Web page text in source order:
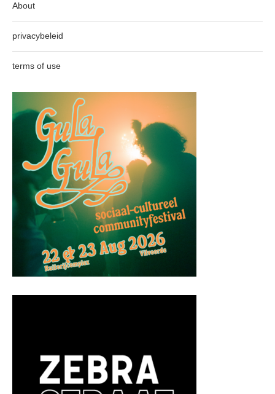
About
privacybeleid
terms of use